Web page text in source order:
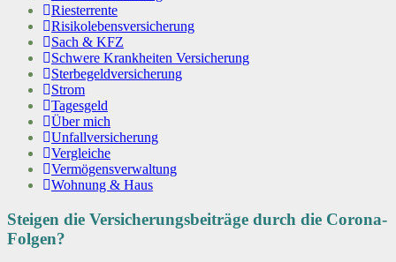
Riesterrente
Risikolebensversicherung
Sach & KFZ
Schwere Krankheiten Versicherung
Sterbegeldversicherung
Strom
Tagesgeld
Über mich
Unfallversicherung
Vergleiche
Vermögensverwaltung
Wohnung & Haus
Steigen die Versicherungsbeiträge durch die Corona-
Folgen?